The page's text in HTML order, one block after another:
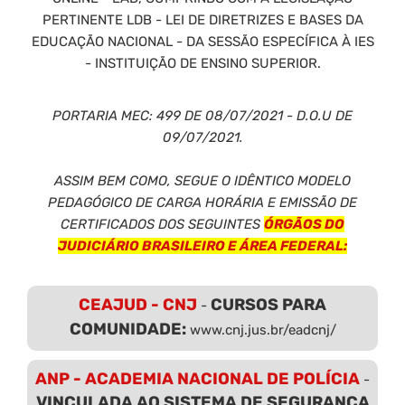
PERTINENTE LDB - LEI DE DIRETRIZES E BASES DA
EDUCAÇÃO NACIONAL - DA SESSÃO ESPECÍFICA À IES
- INSTITUIÇÃO DE ENSINO SUPERIOR.
PORTARIA MEC: 499 DE 08/07/2021 - D.O.U DE
09/07/2021.
ASSIM BEM COMO, SEGUE O IDÊNTICO MODELO
PEDAGÓGICO DE CARGA HORÁRIA E EMISSÃO DE
CERTIFICADOS DOS SEGUINTES ÓRGÃOS DO
JUDICIÁRIO BRASILEIRO E ÁREA FEDERAL:
CEAJUD - CNJ - CURSOS PARA
COMUNIDADE: www.cnj.jus.br/eadcnj/
ANP - ACADEMIA NACIONAL DE POLÍCIA -